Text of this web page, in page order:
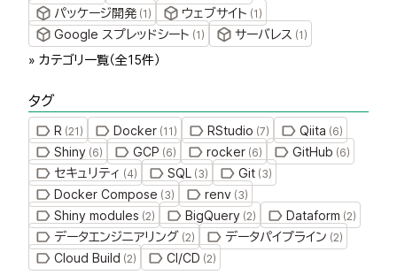
パッケージ開発 (1) ウェブサイト (1)
Google スプレッドシート (1) サーバレス (1)
» カテゴリ一覧（全15件）
タグ
R (21) Docker (11) RStudio (7) Qiita (6)
Shiny (6) GCP (6) rocker (6) GitHub (6)
セキュリティ (4) SQL (3) Git (3)
Docker Compose (3) renv (3)
Shiny modules (2) BigQuery (2) Dataform (2)
データエンジニアリング (2) データパイプライン (2)
Cloud Build (2) CI/CD (2)